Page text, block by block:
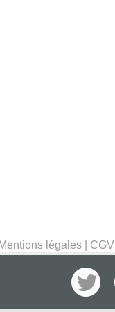
Mentions légales CGV